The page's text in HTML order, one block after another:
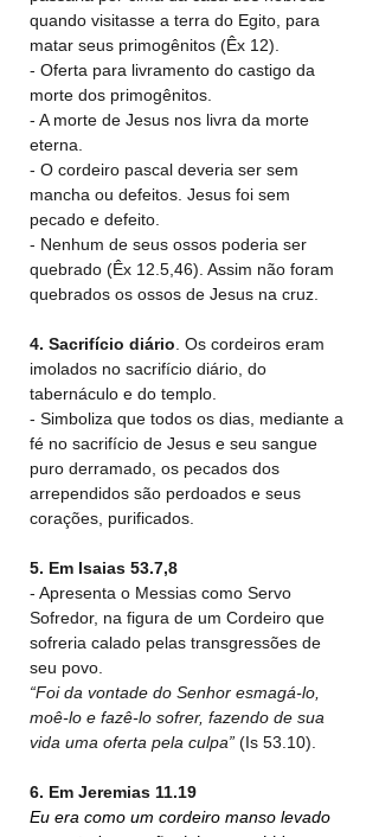
quando visitasse a terra do Egito, para
matar seus primogênitos (Êx 12).
- Oferta para livramento do castigo da
morte dos primogênitos.
- A morte de Jesus nos livra da morte
eterna.
- O cordeiro pascal deveria ser sem
mancha ou defeitos. Jesus foi sem
pecado e defeito.
- Nenhum de seus ossos poderia ser
quebrado (Êx 12.5,46). Assim não foram
quebrados os ossos de Jesus na cruz.
4. Sacrifício diário . Os cordeiros eram
imolados no sacrifício diário, do
tabernáculo e do templo.
- Simboliza que todos os dias, mediante a
fé no sacrifício de Jesus e seu sangue
puro derramado, os pecados dos
arrependidos são perdoados e seus
corações, purificados.
5. Em Isaias 53.7,8
- Apresenta o Messias como Servo
Sofredor, na figura de um Cordeiro que
sofreria calado pelas transgressões de
seu povo.
“Foi da vontade do Senhor esmagá-lo,
moê-lo e fazê-lo sofrer, fazendo de sua
vida uma oferta pela culpa” (Is 53.10).
6. Em Jeremias 11.19
Eu era como um cordeiro manso levado